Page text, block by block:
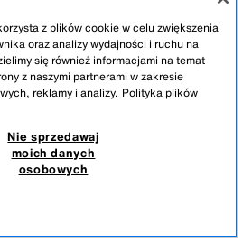
z plików cookie w celu zwiększenia
oraz analizy wydajności i ruchu na
się również informacjami na temat
z naszymi partnerami w zakresie
reklamy i analizy. Polityka plików
Nie sprzedawaj
moich danych
osobowych